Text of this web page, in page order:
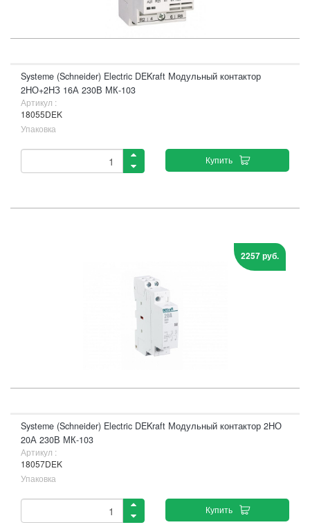
Systeme (Schneider) Electric DEKraft Модульный контактор
2НО+2НЗ 16А 230В МК-103
Артикул :
18055DEK
Упаковка
Купить
2257 руб.
Systeme (Schneider) Electric DEKraft Модульный контактор 2НО
20А 230В МК-103
Артикул :
18057DEK
Упаковка
Купить